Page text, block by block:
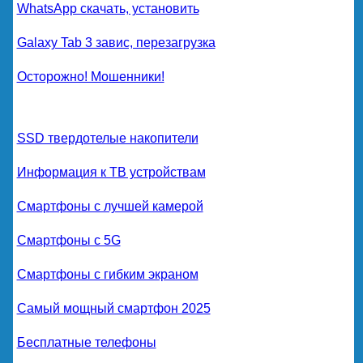
WhatsApp скачать, установить
Galaxy Tab 3 завис, перезагрузка
Осторожно! Мошенники!
SSD твердотелые накопители
Информация к ТВ устройствам
Смартфоны с лучшей камерой
Смартфоны с 5G
Смартфоны с гибким экраном
Самый мощный смартфон 2025
Бесплатные телефоны